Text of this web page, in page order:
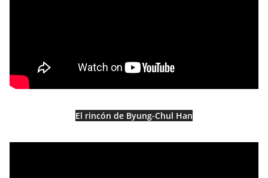
El rincón de Byung-Chul Han